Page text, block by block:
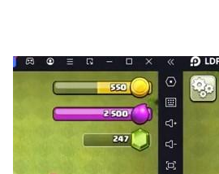
花樣小遊戲，解鎖支線劇情以及消
經典玩法，輕鬆又解壓！
【賽季角逐 跨服對決】
每月限時開啟賽季爭霸，更有涉川
究竟誰能獲得這無上榮譽？